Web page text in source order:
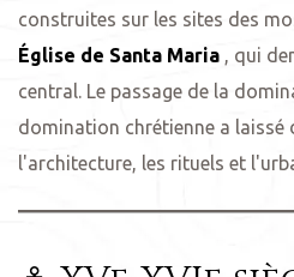
construites sur les sites des
Église de Santa Maria , qui
central. Le passage de la
domination chrétienne a laissé
l'architecture, les rituels et